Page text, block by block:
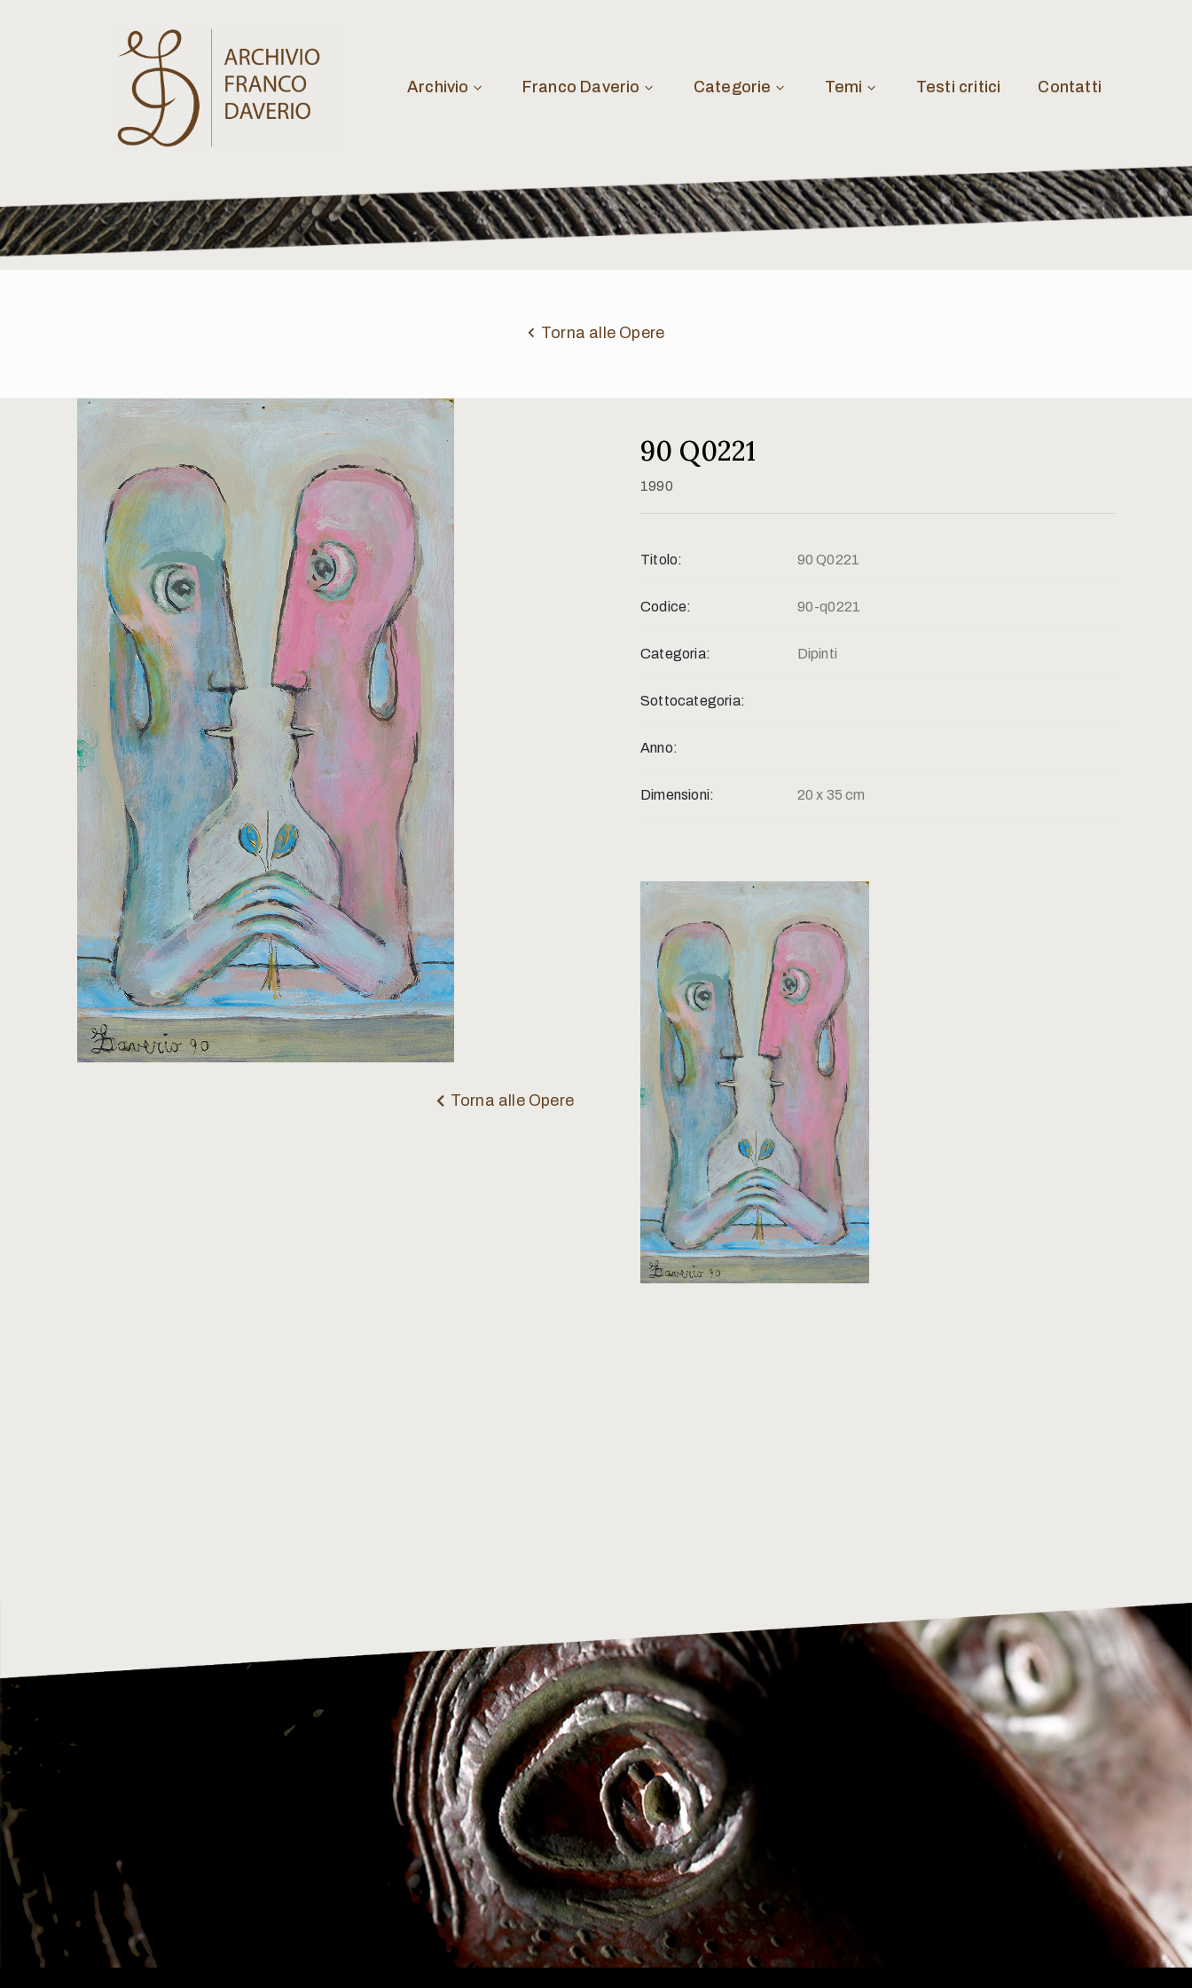
Archivio Franco Daverio Categorie Temi Testi critici Contatti
Torna alle Opere
Torna alle Opere
90 Q0221
1990
Titolo: 90 Q0221
Codice: 90-q0221
Categoria: Dipinti
Sottocategoria:
Anno:
Dimensioni: 20 x 35 cm